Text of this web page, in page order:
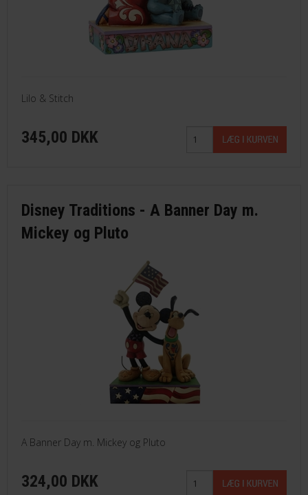
Lilo & Stitch
345,00 DKK
Disney Traditions - A Banner Day m.
Mickey og Pluto
A Banner Day m. Mickey og Pluto
324,00 DKK